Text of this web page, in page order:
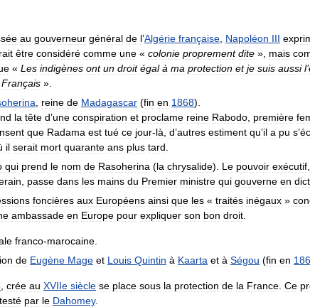
au gouverneur général de l’Algérie française Napoléon III
être considéré comme une « colonie proprement dite », mais
« Les indigènes ont un droit égal à ma protection et je suis aussi l’
Français ».
reine de Madagascar (fin en 1868).
la tête d’une conspiration et proclame reine Rabodo première
que Radama est tué ce jour-là d’autres estiment qu’il a pu s’
il serait mort quarante ans plus tard
qui prend le nom de Rasoherina (la chrysalide). Le pouvoir exécutif
passe dans les mains du Premier ministre qui gouverne en
foncières aux Européens ainsi que les « traités inégaux »
ambassade en Europe pour expliquer son bon droit
franco-marocaine
de Eugène Mage et Louis Quintin à Kaarta et à Ségou (fin en
crée au XVIIe siècle se place sous la protection de la France Ce
par le Dahomey.